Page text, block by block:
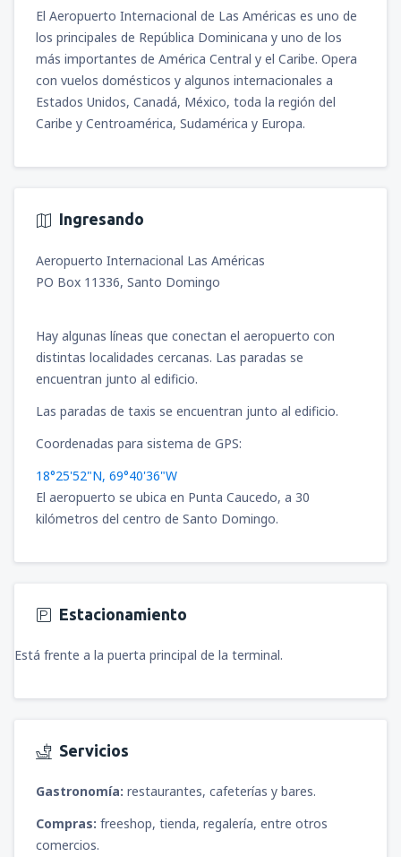
DESDE 2346MXN
desdeCiudad de México, Ciudad de
México Benito Juárez (MEX)
1948
México Benito Juárez
(MEX)
DESDE 4692 MXN
desdeCiudad de México, Ciudad de
México Benito Juárez (MEX)
DESDE 5965MXN
El Aeropuerto Internacional de Las Américas es uno de
los principales de República Dominicana y uno de los
más importantes de América Central y el Caribe. Opera
con vuelos domésticos y algunos internacionales a
Estados Unidos, Canadá, México, toda la región del
Caribe y Centroamérica, Sudamérica y Europa.
Ingresando
Aeropuerto Internacional Las Américas
PO Box 11336, Santo Domingo
Hay algunas líneas que conectan el aeropuerto con
distintas localidades cercanas. Las paradas se
encuentran junto al edificio.
Las paradas de taxis se encuentran junto al edificio.
Coordenadas para sistema de GPS:
18°25'52"N, 69°40'36"W
El aeropuerto se ubica en Punta Caucedo, a 30
kilómetros del centro de Santo Domingo.
Estacionamiento
Está frente a la puerta principal de la terminal.
Servicios
Gastronomía: restaurantes, cafeterías y bares.
Compras: freeshop, tienda, regalería, entre otros
comercios.